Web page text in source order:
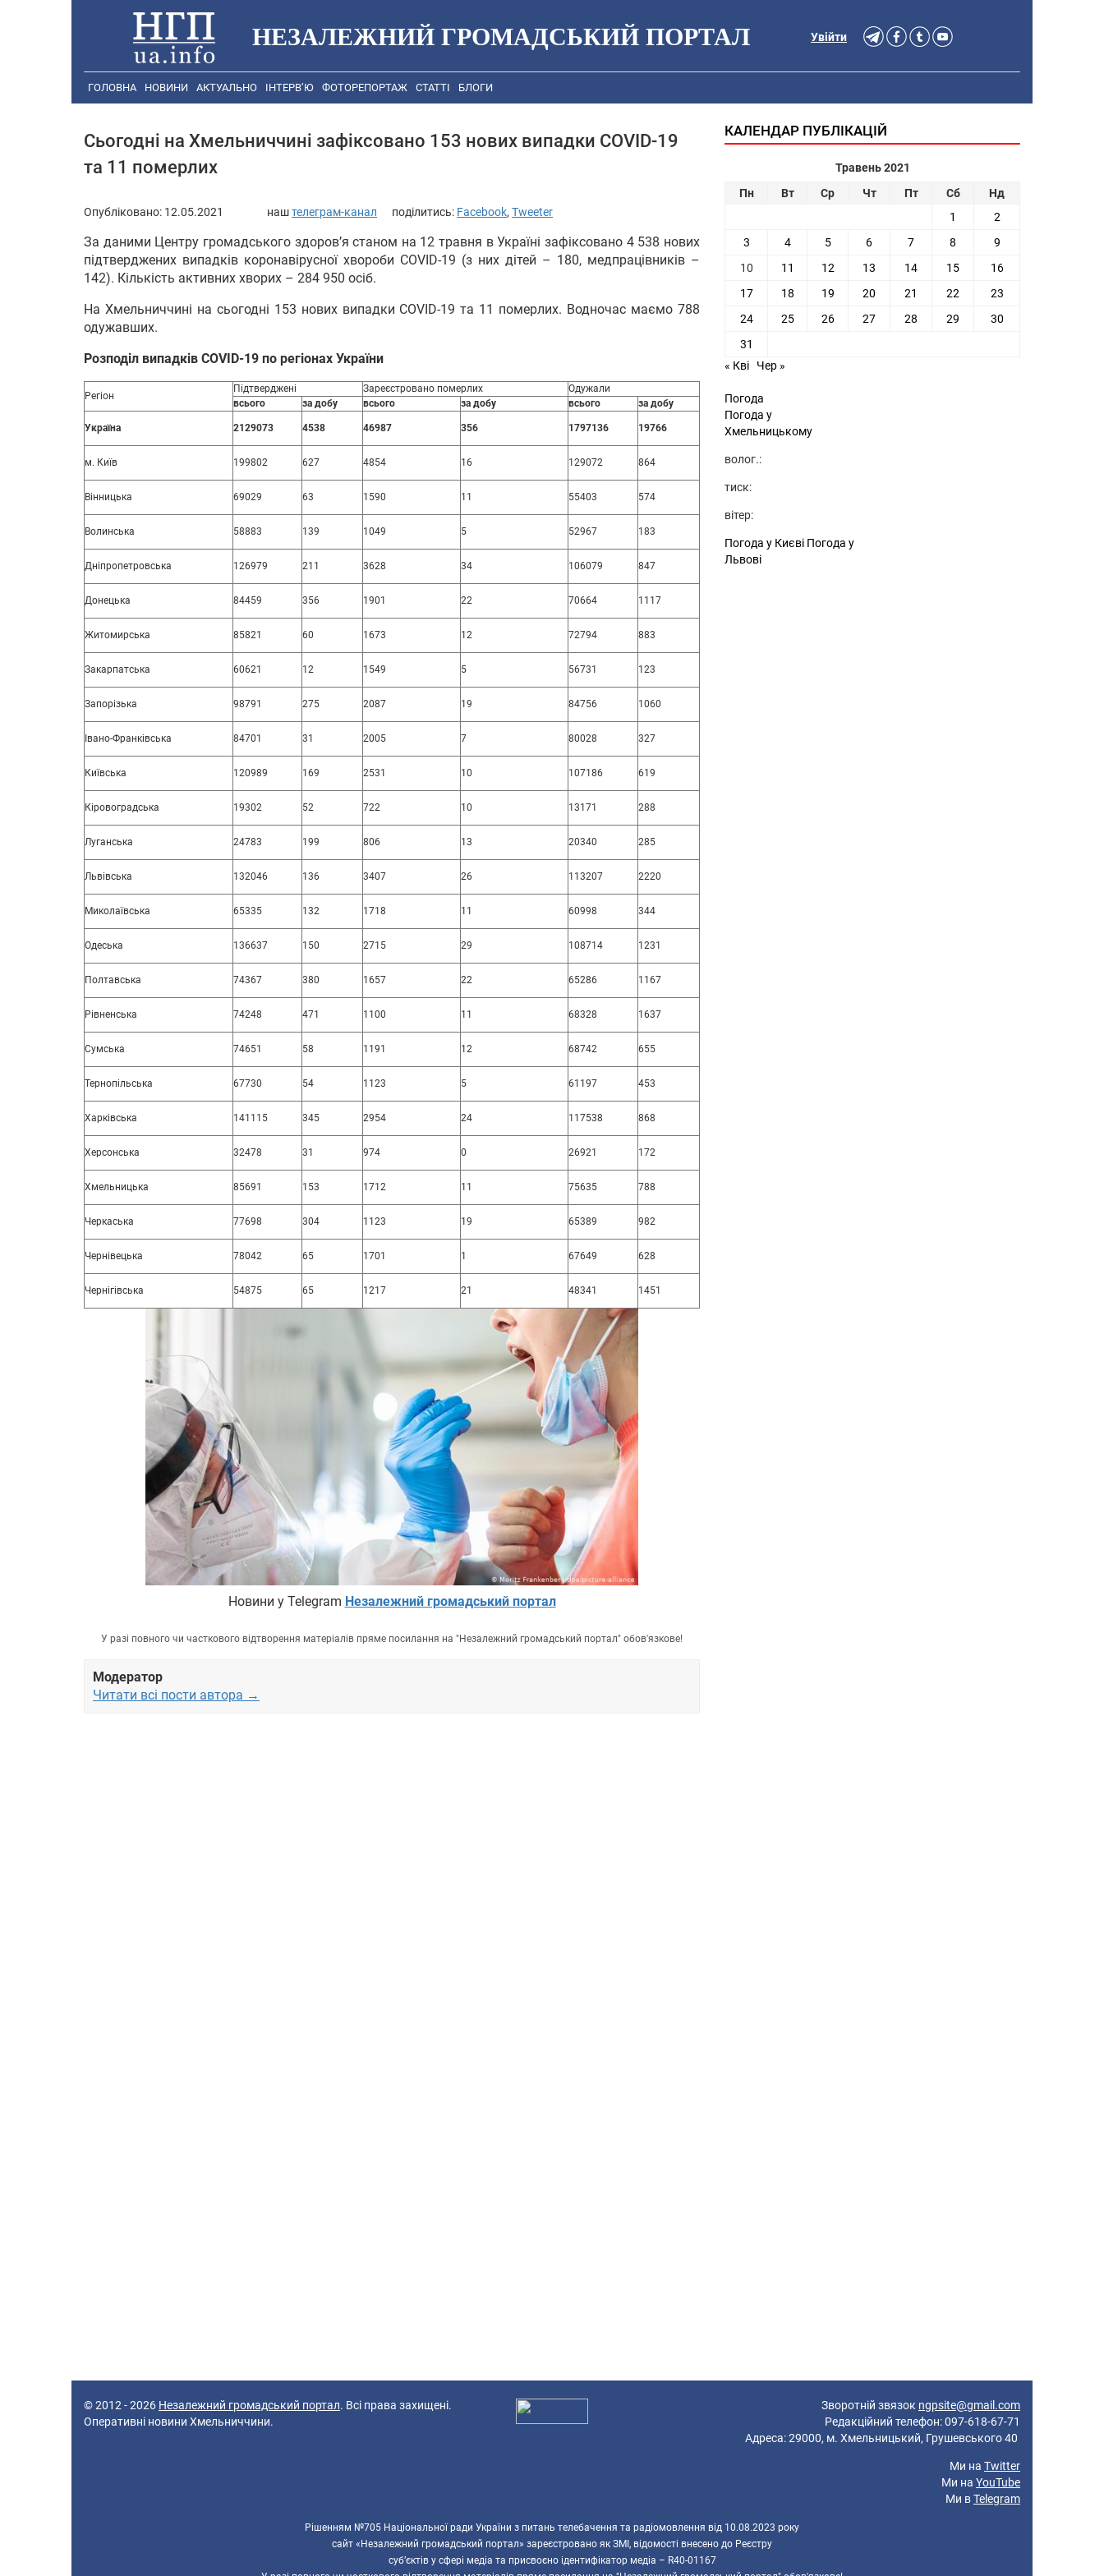
НЕЗАЛЕЖНИЙ ГРОМАДСЬКИЙ ПОРТАЛ Увійти
ГОЛОВНА НОВИНИ АКТУАЛЬНО ІНТЕРВ’Ю ФОТОРЕПОРТАЖ СТАТТІ БЛОГИ
Сьогодні на Хмельниччині зафіксовано 153 нових випадки COVID-19
та 11 померлих
Опубліковано: 12.05.2021 наштелеграм-канал поділитись: Facebook, Tweeter
За даними Центру громадського здоров’я станом на 12 травня в Україні зафіксовано 4 538 нових
підтверджених випадків коронавірусної хвороби COVID-19 (з них дітей – 180, медпрацівників –
142). Кількість активних хворих – 284 950 осіб.
На Хмельниччині на сьогодні 153 нових випадки COVID-19 та 11 померлих. Водночас маємо 788
одужавших.
Розподіл випадків COVID-19 по регіонах України
Регіон
Підтверджені Зареєстровано померлих
Одужали
всього
за добу всього за добу всього за добу
Україна 2129073 4538 46987 356 1797136 19766
м. Київ 199802 627 4854 16 129072 864
Вінницька 69029 63 1590 11 55403 574
Волинська 58883 139 1049 5 52967 183
Дніпропетровська 126979 211 3628 34 106079 847
Донецька 84459 356 1901 22 70664 1117
Житомирська 85821 60 1673 12 72794 883
Закарпатська 60621 12 1549 5 56731 123
Запорізька 98791 275 2087 19 84756 1060
Івано-Франківська 84701 31 2005 7 80028 327
Київська 120989 169 2531 10 107186 619
Кіровоградська 19302 52 722 10 13171 288
Луганська 24783 199 806 13 20340 285
Львівська 132046 136 3407 26 113207 2220
Миколаївська 65335 132 1718 11 60998 344
Одеська 136637 150 2715 29 108714 1231
Полтавська 74367 380 1657 22 65286 1167
Рівненська 74248 471 1100 11 68328 1637
Сумська 74651 58 1191 12 68742 655
Тернопільська 67730 54 1123 5 61197 453
Харківська 141115 345 2954 24 117538 868
Херсонська 32478 31 974 0 26921 172
Хмельницька 85691 153 1712 11 75635 788
Черкаська 77698 304 1123 19 65389 982
Чернівецька 78042 65 1701 1 67649 628
Чернігівська 54875 65 1217 21 48341 1451
Новини у Telegram Незалежний громадський портал
У разі повного чи часткового відтворення матеріалів пряме посилання на "Незалежний громадський портал" обов'язкове!
Модератор
Читати всі пости автора →
КАЛЕНДАР ПУБЛІКАЦІЙ
Травень 2021
Пн
Вт Ср Чт Пт Сб
Нд
1
2
3
4 5 6 7 8
9
10
11 12 13 14 15
16
17
18 19 20 21 22
23
24
25 26 27 28 29
30
31
« Кві
Чер »
Погода
Погода у
Хмельницькому
волог.:
тиск:
вітер:
Погода у Києві Погода у
Львові
© 2012 - 2026 Незалежний громадський портал. Всі права захищені.
Оперативні новини Хмельниччини.
Зворотній звязок ngpsite@gmail.com
Редакційний телефон: 097-618-67-71
Адреса: 29000, м. Хмельницький, Грушевського 40
Ми на Twitter
Ми на YouTube
Ми вTelegram
Рішенням №705 Національної ради України з питань телебачення та радіомовлення від 10.08.2023 року
сайт «Незалежний громадський портал» зареєстровано як ЗМІ, відомості внесено до Реєстру
суб’єктів у сфері медіа та присвоєно ідентифікатор медіа – R40-01167